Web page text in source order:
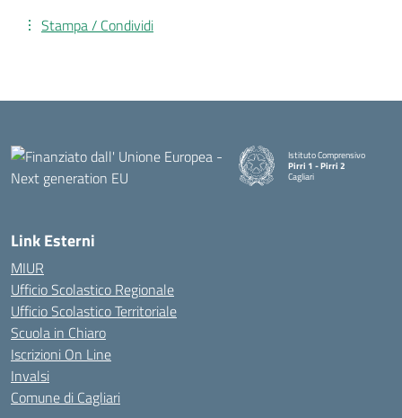
Stampa / Condividi
Istituto Comprensivo
Pirri 1 - Pirri 2
Cagliari
— Visita la pagina iniziale
Link Esterni
MIUR
Ufficio Scolastico Regionale
Ufficio Scolastico Territoriale
Scuola in Chiaro
Iscrizioni On Line
Invalsi
Comune di Cagliari